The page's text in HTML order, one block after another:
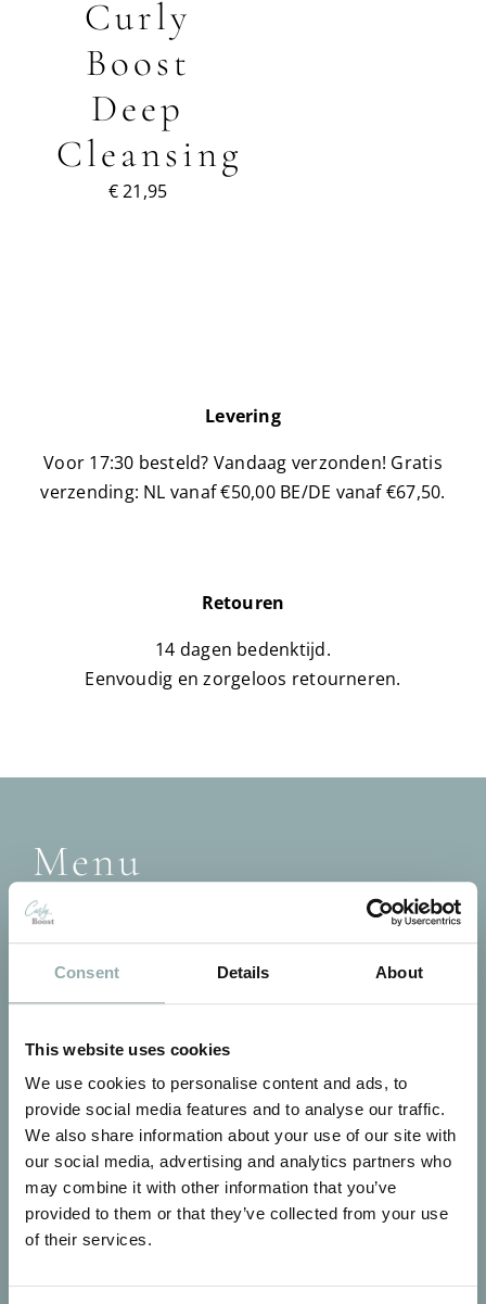
Consent Details About
This website uses cookies
We use cookies to personalise content and ads, to
provide social media features and to analyse our traffic.
We also share information about your use of our site with
our social media, advertising and analytics partners who
may combine it with other information that you’ve
provided to them or that they’ve collected from your use
of their services.
Handige videos
Curly
Boost
Deep
Cleansing
€21,95
Levering
Voor 17:30 besteld? Vandaag verzonden! Gratis
verzending: NL vanaf €50,00 BE/DE vanaf €67,50.
Retouren
14 dagen bedenktijd.
Eenvoudig en zorgeloos retourneren.
Menu
Home
Wat is jouw krullentype?
Krulroutine
Krullenquiz
Blog
Training krullenknippen
Dichtstbijzijnde winkel
Klantenservice
Algemene voorwaarden
Privacybeleid